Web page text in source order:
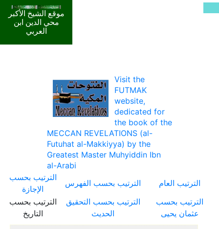
موقع الشيخ الأكبر
محي الدين ابن
العربي
Visit the
FUTMAK
website,
dedicated for
the book of the
MECCAN REVELATIONS (al-
Futuhat al-Makkiyya) by the
Greatest Master Muhyiddin Ibn
al-Arabi
الترتيب العام
الترتيب بحسب الفهرس
الترتيب بحسب
الإجازة
الترتيب بحسب
عثمان يحيى
الترتيب بحسب التحقيق
الحديث
الترتيب بحسب
التاريخ